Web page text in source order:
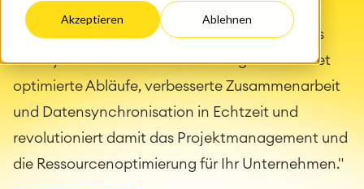
Akzeptieren Ablehnen
die nahtlose Integration von
Prozessmanagement-Funktionen in Jira in das
ERP-System von SAP®. Diese Integration bietet
optimierte Abläufe, verbesserte Zusammenarbeit
und Datensynchronisation in Echtzeit und
revolutioniert damit das Projektmanagement und
die Ressourcenoptimierung für Ihr Unternehmen."